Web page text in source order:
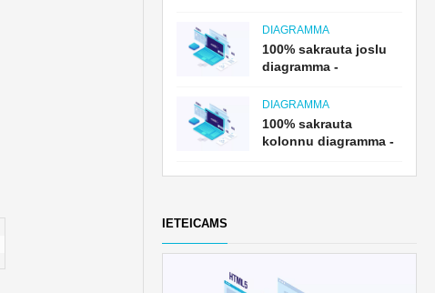
DIAGRAMMA
100% sakrauta joslu
diagramma -
DIAGRAMMA
100% sakrauta
kolonnu diagramma -
IETEICAMS